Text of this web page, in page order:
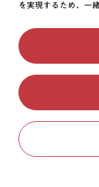
を実現するため、一